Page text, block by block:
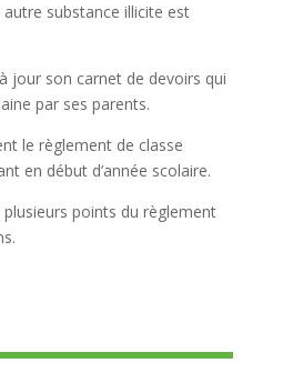
substance illicite est
jour son carnet de devoirs qui
par ses parents.
le règlement de classe
en début d’année scolaire.
plusieurs points du règlement